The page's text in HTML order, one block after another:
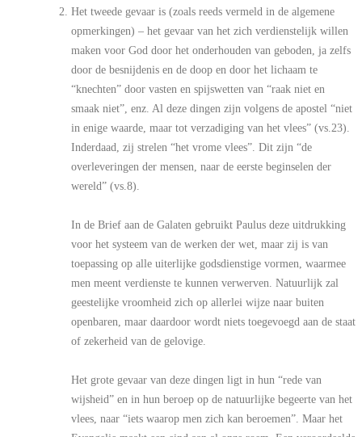
Het tweede gevaar is (zoals reeds vermeld in de algemene
opmerkingen) – het gevaar van het zich verdienstelijk willen
maken voor God door het onderhouden van geboden, ja zelfs
door de besnijdenis en de doop en door het lichaam te
“knechten” door vasten en spijswetten van “raak niet en
smaak niet”, enz. Al deze dingen zijn volgens de apostel “niet
in enige waarde, maar tot verzadiging van het vlees” (vs.23).
Inderdaad, zij strelen “het vrome vlees”. Dit zijn “de
overleveringen der mensen, naar de eerste beginselen der
wereld” (vs.8).
In de Brief aan de Galaten gebruikt Paulus deze uitdrukking
voor het systeem van de werken der wet, maar zij is van
toepassing op alle uiterlijke godsdienstige vormen, waarmee
men meent verdienste te kunnen verwerven. Natuurlijk zal
geestelijke vroomheid zich op allerlei wijze naar buiten
openbaren, maar daardoor wordt niets toegevoegd aan de staat
of zekerheid van de gelovige.
Het grote gevaar van deze dingen ligt in hun “rede van
wijsheid” en in hun beroep op de natuurlijke begeerte van het
vlees, naar “iets waarop men zich kan beroemen”. Maar het